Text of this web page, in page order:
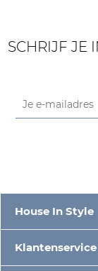
SCHRIJF JE
House In Style
Klantenservice